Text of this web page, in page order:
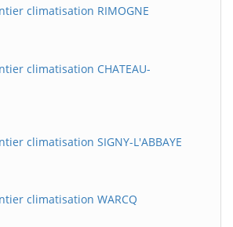
climatisation RIMOGNE
climatisation CHATEAU-
climatisation SIGNY-L'ABBAYE
climatisation WARCQ